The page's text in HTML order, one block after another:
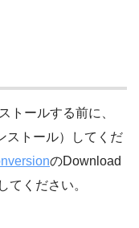
トールする前に、
ストール）してくだ
のDownload
てください。